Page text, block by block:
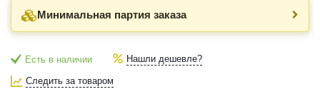
Минимальная партия заказа
Есть в наличии Нашли дешевле?
Следить за товаром